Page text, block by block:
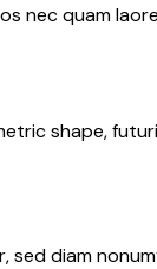
nec quam
shape,
diam